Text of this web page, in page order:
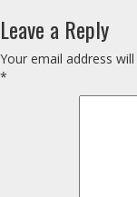
Leave a Reply
Your email address
*